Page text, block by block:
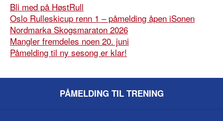
Bli med på HøstRull
Oslo Rulleskicup renn 1 – påmelding åpen iSonen
Nordmarka Skogsmaraton 2026
Mangler fremdeles noen 20. juni
Påmelding til ny sesong er klar!
PÅMELDING TIL TRENING